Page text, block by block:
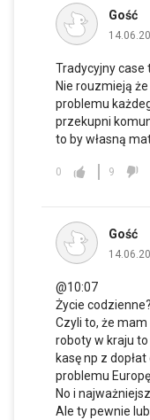
Gość
Tradycyjny case
Nie rouzmieją
problemu
przekupni
to by własną
0 9
Gość
@10:07
Życie codzienne?
Czyli to, że mam
roboty w kraju
kasę np z
problemu
No i
Ale ty pewnie